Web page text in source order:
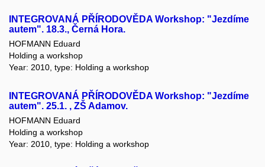
INTEGROVANÁ PŘÍRODOVĚDA Workshop: "Jezdíme
autem". 18.3., Černá Hora.
HOFMANN Eduard
Holding a workshop
Year: 2010, type: Holding a workshop
INTEGROVANÁ PŘÍRODOVĚDA Workshop: "Jezdíme
autem". 25.1. , ZŠ Adamov.
HOFMANN Eduard
Holding a workshop
Year: 2010, type: Holding a workshop